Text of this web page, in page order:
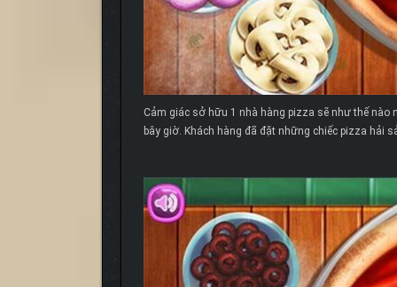
Cảm giác sở hữu 1 nhà hàng pizza sẽ như thế nào
bây giờ. Khách hàng đã đặt những chiếc pizza hải